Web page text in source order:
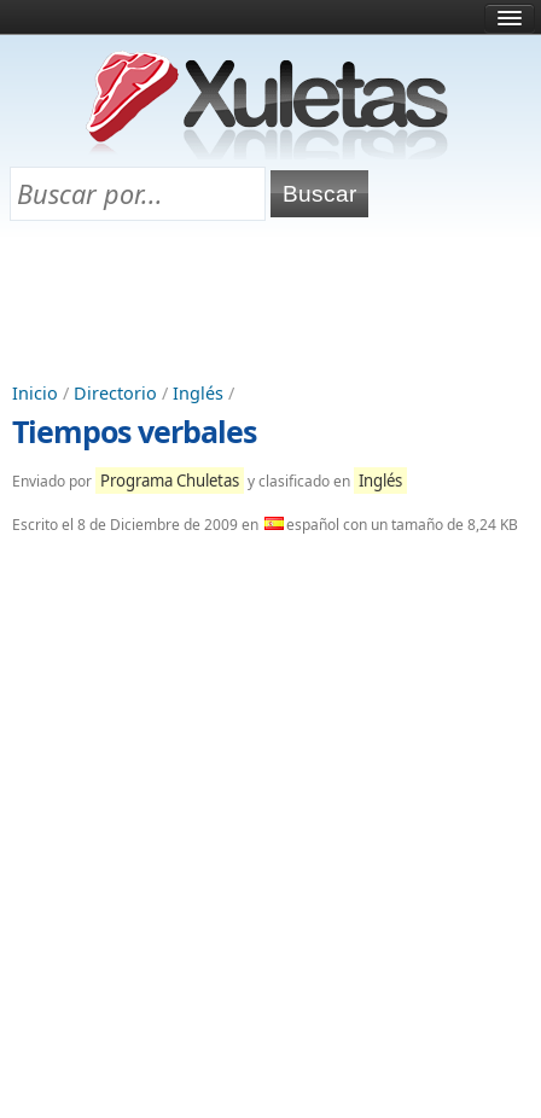
¿Qué es esto?
Directorio
Chuletas para exámenes
Inicio / Directorio / Inglés /
Tiempos verbales
Enviado por Programa Chuletas y clasificado en Inglés
Escrito el 8 de Diciembre de 2009en español con un tamaño de 8,24 KB